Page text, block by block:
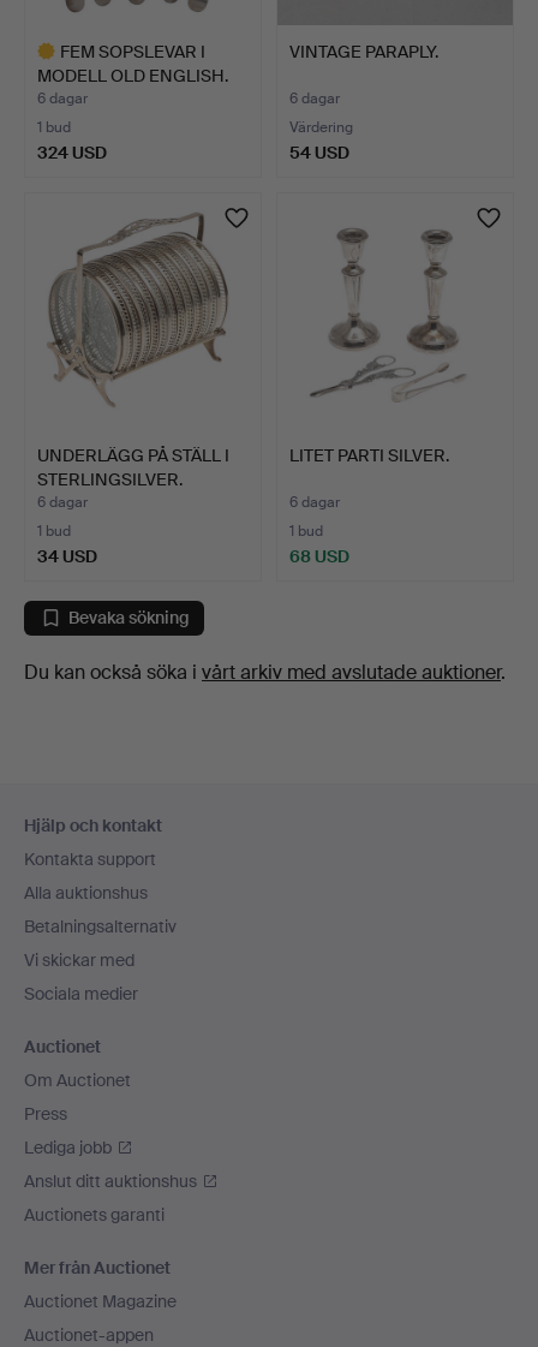
FEM SOPSLEVAR I
MODELL OLD ENGLISH.
6 dagar
1 bud
324 USD
VINTAGE PARAPLY.
6 dagar
Värdering
54 USD
UNDERLÄGG PÅ STÄLL I
STERLINGSILVER.
6 dagar
1 bud
34 USD
LITET PARTI SILVER.
6 dagar
1 bud
68 USD
Bevaka sökning
Du kan också söka i vårt arkiv med avslutade auktioner.
Hjälp och kontakt
Kontakta support
Alla auktionshus
Betalningsalternativ
Vi skickar med
Sociala medier
Auctionet
Om Auctionet
Press
Lediga jobb
Anslut ditt auktionshus
Auctionets garanti
Mer från Auctionet
Auctionet Magazine
Auctionet-appen